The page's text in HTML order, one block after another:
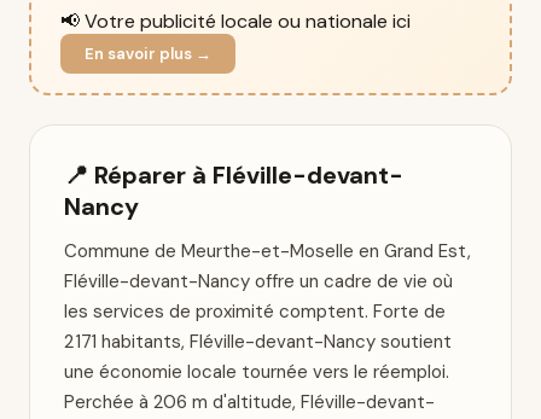
📢 Votre publicité locale ou nationale ici
En savoir plus →
📍 Réparer à Fléville-devant-
Nancy
Commune de Meurthe-et-Moselle en Grand Est,
Fléville-devant-Nancy offre un cadre de vie où
les services de proximité comptent. Forte de
2 171 habitants, Fléville-devant-Nancy soutient
une économie locale tournée vers le réemploi.
Perchée à 206 m d'altitude, Fléville-devant-